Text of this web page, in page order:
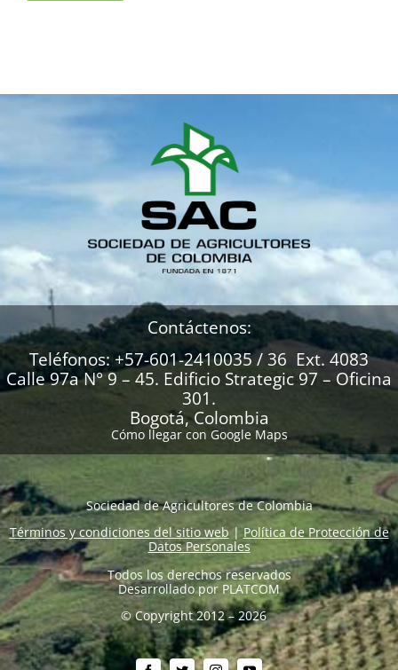
Contáctenos:
Teléfonos: +57-601-2410035 / 36 Ext. 4083
Calle 97a N° 9 – 45. Edificio Strategic 97 – Oficina
301.
Bogotá, Colombia
Cómo llegar con Google Maps
Sociedad de Agricultores de Colombia
Términos y condiciones del sitio web|Política de Protección de
Datos Personales
Todos los derechos reservados
Desarrollado por PLATCOM
© Copyright 2012 – 2026